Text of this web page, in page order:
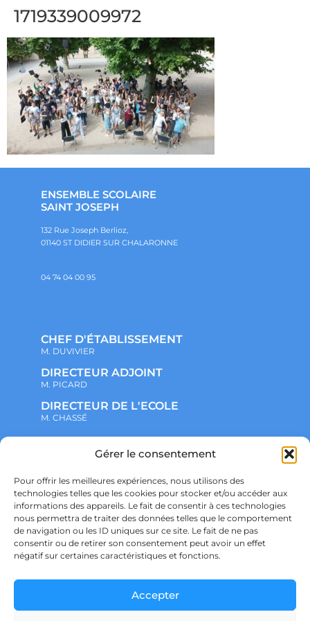
Gérer le consentement
Pour offrir les meilleures expériences, nous utilisons des
technologies telles que les cookies pour stocker et/ou accéder aux
informations des appareils. Le fait de consentir à ces technologies
nous permettra de traiter des données telles que le comportement
de navigation ou les ID uniques sur ce site. Le fait de ne pas
consentir ou de retirer son consentement peut avoir un effet
négatif sur certaines caractéristiques et fonctions.
Accepter
1719339009972
ENSEMBLE SCOLAIRE
SAINT JOSEPH
132 Rue Joseph Berlioz,
01140 ST DIDIER SUR CHALARONNE
04 74 04 00 95
CHEF D'ÉTABLISSEMENT
M. DUVIVIER
DIRECTEUR ADJOINT
M. PICARD
DIRECTEUR DE L'ECOLE
M. CHASSÉ
NOTRE ENSEMBLE SCOLAIRE
ADMINISTRATIF
VIE ASSOCIATIVE
PARTENARIATS
CONTACT
PRÉ-INSCRIPTION
ÉCOLE
COLLÈGE
LYCÉE
POLITIQUE DE CONFIDENTIALITÉ &